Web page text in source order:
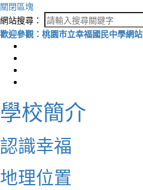
關閉區塊
網站搜尋：
歡迎參觀：桃園市立幸福國民中學網站
學校簡介
認識幸福
地理位置